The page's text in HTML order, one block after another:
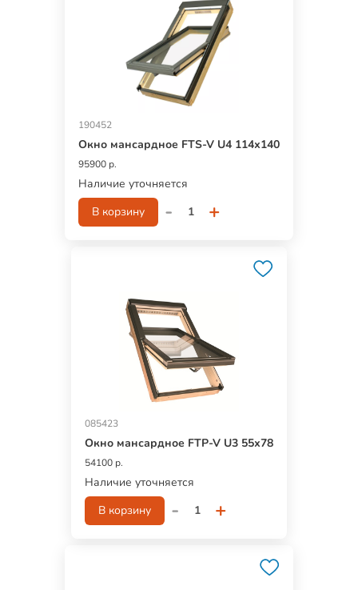
190452
Окно мансардное FTS-V U4 114х140
95900 р.
Наличие уточняется
В корзину
- +
085423
Окно мансардное FTP-V U3 55х78
54100 р.
Наличие уточняется
В корзину
- +